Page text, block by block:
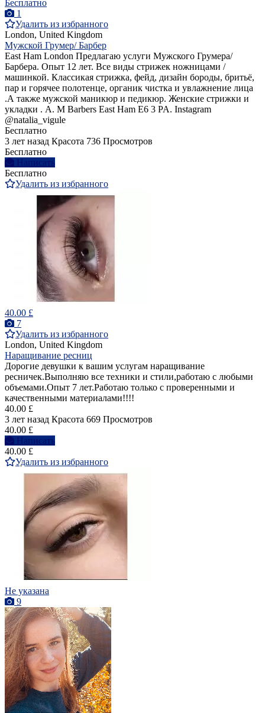
Бесплатно
1
Удалить из избранного
London, United Kingdom
Мужской Грумер/ Барбер
East Ham London Предлагаю услуги Мужского Грумера/
Барбера. Опыт 12 лет. Все виды стрижек ножницами /
машинкой. Классикая стрижка, фейд, дизайн бороды, бритьё,
пар и горячее полотенце, органик чистка и увлажнение лица
.А также мужской маникюр и педикюр. Женские стрижки и
укладки . A. M Barbers East Ham E6 3 PA. Instagram
@natalia_vigule
Бесплатно
3 лет назад Красота 736 Просмотров
Бесплатно
Написать
Бесплатно
Удалить из избранного
40.00 £
7
Удалить из избранного
London, United Kingdom
Наращивание ресниц
Дорогие девушки к вашим услугам наращивание
ресничек.Выполняю все техники и стили,работаю с любыми
объемами.Опыт 7 лет.Работаю только с проверенными и
качественными материалами!!!!
40.00 £
3 лет назад Красота 669 Просмотров
40.00 £
Написать
40.00 £
Удалить из избранного
Не указана
9